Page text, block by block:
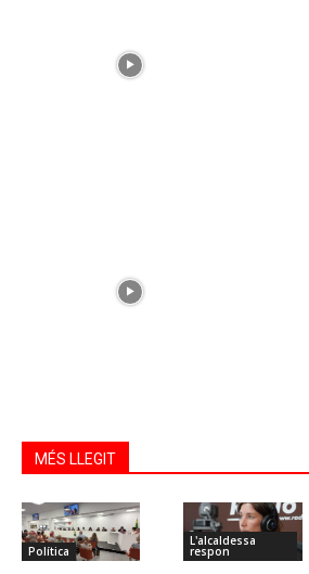
MÉS LLEGIT
Política
L'alcaldessa
respon